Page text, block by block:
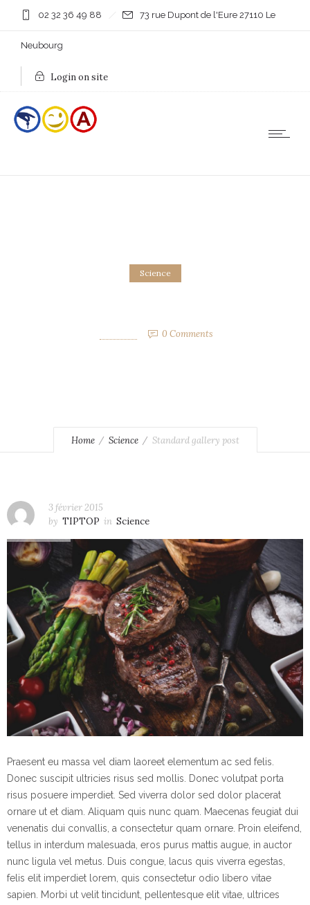
02 32 36 49 88 73 rue Dupont de l'Eure 27110 Le
Neubourg
Login on site
Science
0 Comments
Home Science Standard gallery post
3 février 2015
by TIPTOP in Science
Praesent eu massa vel diam laoreet elementum ac sed felis.
Donec suscipit ultricies risus sed mollis. Donec volutpat porta
risus posuere imperdiet. Sed viverra dolor sed dolor placerat
ornare ut et diam. Aliquam quis nunc quam. Maecenas feugiat dui
venenatis dui convallis, a consectetur quam ornare. Proin eleifend,
tellus in interdum malesuada, eros purus mattis augue, in auctor
nunc ligula vel metus. Duis congue, lacus quis viverra egestas,
felis elit imperdiet lorem, quis consectetur odio libero vitae
sapien. Morbi ut velit tincidunt, pellentesque elit vitae, ultrices